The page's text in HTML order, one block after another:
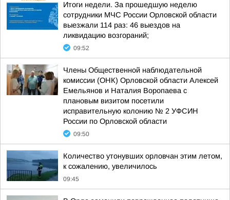
Итоги недели. За прошедшую неделю
сотрудники МЧС России Орловской области
выезжали 114 раз: 46 выездов на
ликвидацию возгораний;
09:52
Члены Общественной наблюдательной
комиссии (ОНК) Орловской области Алексей
Емельянов и Наталия Воропаева с
плановым визитом посетили
исправительную колонию № 2 УФСИН
России по Орловской области
09:50
Количество утонувших орловчан этим летом,
к сожалению, увеличилось
09:45